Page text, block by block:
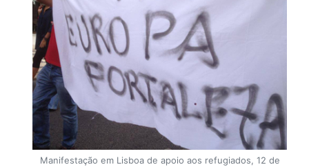
Manifestação em Lisboa de apoio aos refugiados, 12 de